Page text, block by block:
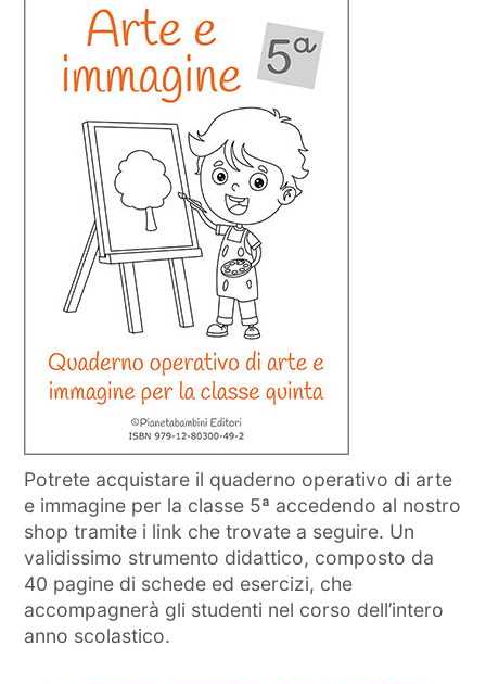
Potrete acquistare il quaderno operativo di arte
e immagine per la classe 5ª accedendo al nostro
shop tramite i link che trovate a seguire. Un
validissimo strumento didattico, composto da
40 pagine di schede ed esercizi, che
accompagnerà gli studenti nel corso dell’intero
anno scolastico.